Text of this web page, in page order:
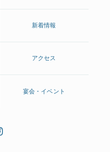
新着情報
アクセス
宴会・イベント